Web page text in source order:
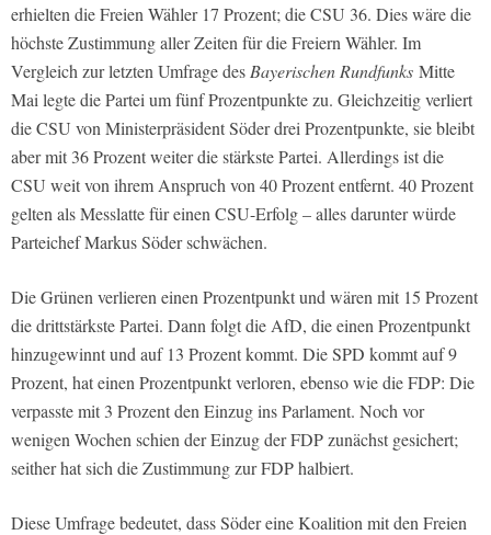
erhielten die Freien Wähler 17 Prozent; die CSU 36. Dies wäre die
höchste Zustimmung aller Zeiten für die Freiern Wähler. Im
Vergleich zur letzten Umfrage des Bayerischen Rundfunks Mitte
Mai legte die Partei um fünf Prozentpunkte zu. Gleichzeitig verliert
die CSU von Ministerpräsident Söder drei Prozentpunkte, sie bleibt
aber mit 36 Prozent weiter die stärkste Partei. Allerdings ist die
CSU weit von ihrem Anspruch von 40 Prozent entfernt. 40 Prozent
gelten als Messlatte für einen CSU-Erfolg – alles darunter würde
Parteichef Markus Söder schwächen.
Die Grünen verlieren einen Prozentpunkt und wären mit 15 Prozent
die drittstärkste Partei. Dann folgt die AfD, die einen Prozentpunkt
hinzugewinnt und auf 13 Prozent kommt. Die SPD kommt auf 9
Prozent, hat einen Prozentpunkt verloren, ebenso wie die FDP: Die
verpasste mit 3 Prozent den Einzug ins Parlament. Noch vor
wenigen Wochen schien der Einzug der FDP zunächst gesichert;
seither hat sich die Zustimmung zur FDP halbiert.
Diese Umfrage bedeutet, dass Söder eine Koalition mit den Freien